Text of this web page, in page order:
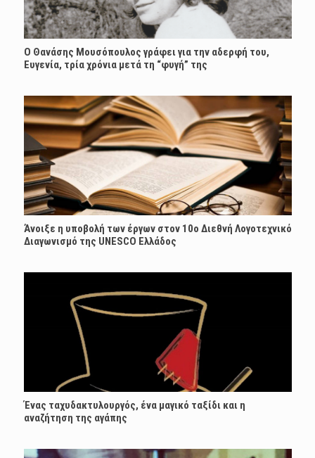
Ο Θανάσης Μουσόπουλος γράφει για την αδερφή του,
Ευγενία, τρία χρόνια μετά τη “φυγή” της
Άνοιξε η υποβολή των έργων στον 10ο Διεθνή Λογοτεχνικό
Διαγωνισμό της UNESCO Ελλάδος
Ένας ταχυδακτυλουργός, ένα μαγικό ταξίδι και η
αναζήτηση της αγάπης